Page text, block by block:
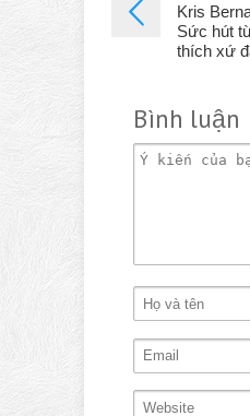
Kris
Sức hút
thích xứ
Bình luận